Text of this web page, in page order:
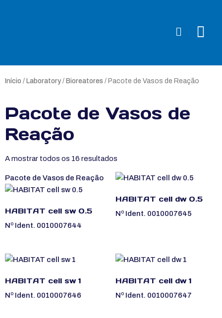
Início / Laboratory / Bioreatores / Pacote de Vasos de Reação
Pacote de Vasos de
Reação
A mostrar todos os 16 resultados
Pacote de Vasos de Reação
HABITAT cell sw 0.5
Nº Ident. 0010007644
HABITAT cell dw 0.5
Nº Ident. 0010007645
HABITAT cell sw 1
Nº Ident. 0010007646
HABITAT cell dw 1
Nº Ident. 0010007647